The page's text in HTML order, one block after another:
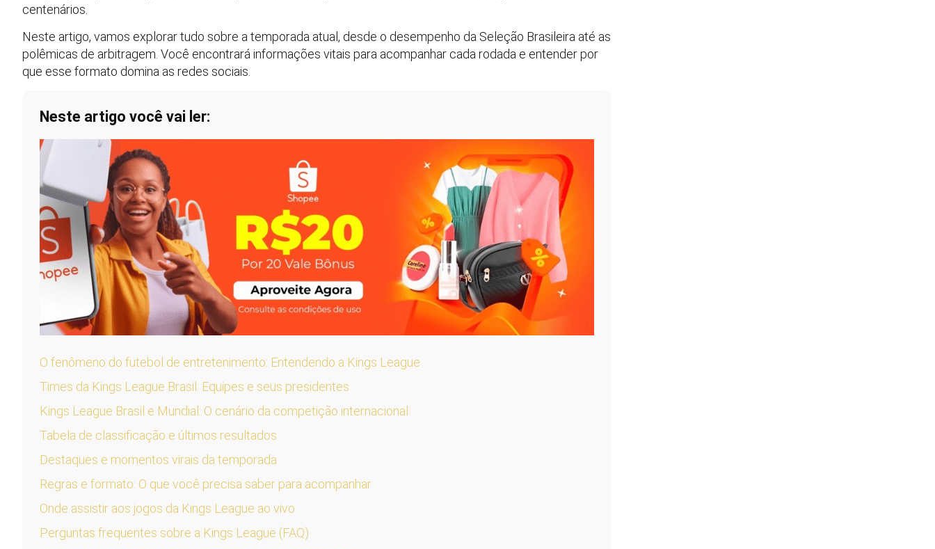
centenários.
Neste artigo, vamos explorar tudo sobre a temporada atual, desde o desempenho da Seleção Brasileira até as
polêmicas de arbitragem. Você encontrará informações vitais para acompanhar cada rodada e entender por
que esse formato domina as redes sociais.
Neste artigo você vai ler:
O fenômeno do futebol de entretenimento: Entendendo a Kings League
Times da Kings League Brasil: Equipes e seus presidentes
Kings League Brasil e Mundial: O cenário da competição internacional
Tabela de classificação e últimos resultados
Destaques e momentos virais da temporada
Regras e formato: O que você precisa saber para acompanhar
Onde assistir aos jogos da Kings League ao vivo
Perguntas frequentes sobre a Kings League (FAQ)